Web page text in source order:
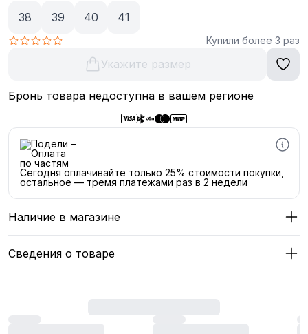
38 39 40 41
Купили более 3 раз
Укажите размер
Бронь товара недоступна в вашем регионе
Сегодня оплачивайте только 25% стоимости покупки,
остальное — тремя платежами раз в 2 недели
Наличие в магазине
Сведения о товаре